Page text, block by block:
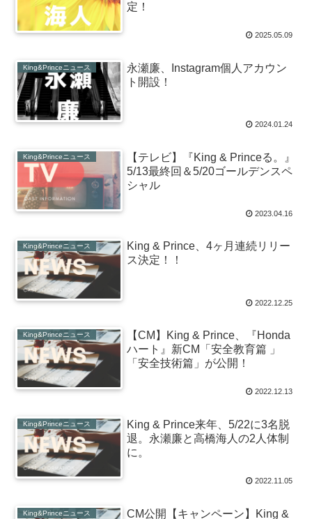
定！
2025.05.09
King&Princeニュース
永瀬廉、Instagram個人アカウン
ト開設！
2024.01.24
King&Princeニュース
【テレビ】『King & Princeる。』
5/13最終回＆5/20ゴールデンスペ
シャル
2023.04.16
King&Princeニュース
King & Prince、4ヶ月連続リリー
ス決定！！
2022.12.25
King&Princeニュース
【CM】King & Prince、『Honda
ハート』新CM「安全教育篇 」
「安全技術篇」が公開！
2022.12.13
King&Princeニュース
King & Prince来年、5/22に3名脱
退。永瀬廉と高橋海人の2人体制
に。
2022.11.05
King&Princeニュース
CM公開【キャンペーン】King &